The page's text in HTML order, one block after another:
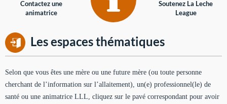
Contactez une
animatrice
Soutenez La Leche
League
Les espaces thématiques
Selon que vous êtes une mère ou une future mère (ou toute personne
cherchant de l’information sur l’allaitement), un(e) professionnel(le) de
santé ou une animatrice LLL, cliquez sur le pavé correspondant pour avoir